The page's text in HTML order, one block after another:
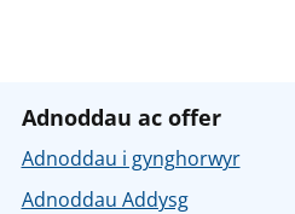
Adnoddau ac offer
Adnoddau i gynghorwyr
Adnoddau Addysg